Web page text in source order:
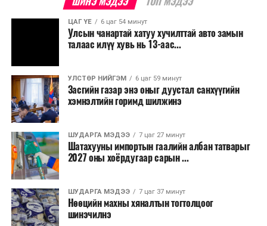
дулаан байна.
БАГАНУУР ОРЧМООР:Багавтар үүлтэй.
Бороо орохгүй. Салхи баруун хойноос
байна.
ТЭРЭЛЖ ОРЧМООР:Багавтар үүлтэй.
Бороо орохгүй. Салхи баруун хойноос
секундэд 4-9 метр. 25-27 хэм дулаан
байна.
2026 оны наймдугаар сарын 07-ноос
2026 оны наймдугаар сарын 11-нийг хүртэлх
цаг агаарын урьдчилсан төлөв
ЦАГ ҮЕ 6 цаг 54 минут
Улсын чанартай хатуу хучилттай авто замын
талаас илүү хувь нь 13-аас...
УЛСТӨР НИЙГЭМ 6 цаг 59 минут
Засгийн газар энэ оныг дуустал санхүүгийн
хэмнэлтийн горимд шилжинэ
ШУДАРГА МЭДЭЭ 7 цаг 27 минут
Шатахууны импортын гаалийн албан татварыг
2027 оны хоёрдугаар сарын ...
ШУДАРГА МЭДЭЭ 7 цаг 37 минут
Нөөцийн махны хяналтын тогтолцоог
шинэчилнэ